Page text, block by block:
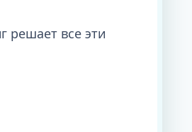
решает все эти